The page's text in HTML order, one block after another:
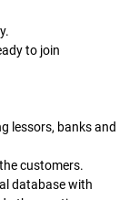
to join
lessors, banks and
customers.
database with